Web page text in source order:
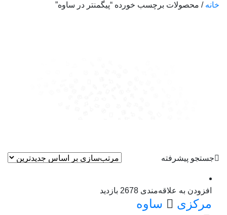
خانه / محصولات برچسب خورده “پیگمنتر در ساوه”
جستجو پیشرفته
افزودن به علاقه‌مندی 2678 بازدید
مرکزی ساوه